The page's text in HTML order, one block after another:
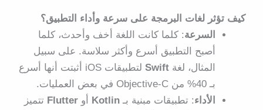
كيف تؤثر لغات البرمجة على سرعة وأداء التطبيق؟
السرعة: كلما كانت اللغة أخف وأحدث، كلما
أصبح التطبيق أسرع وأكثر سلاسة. على سبيل
المثال، لغة Swift
لتطبيقات iOS أثبتت أنها أسرع
بـ 40% من Objective-C في بعض العمليات.
الأداء: تطبيقات مبنية بـ Kotlin أو Flutter تتميز